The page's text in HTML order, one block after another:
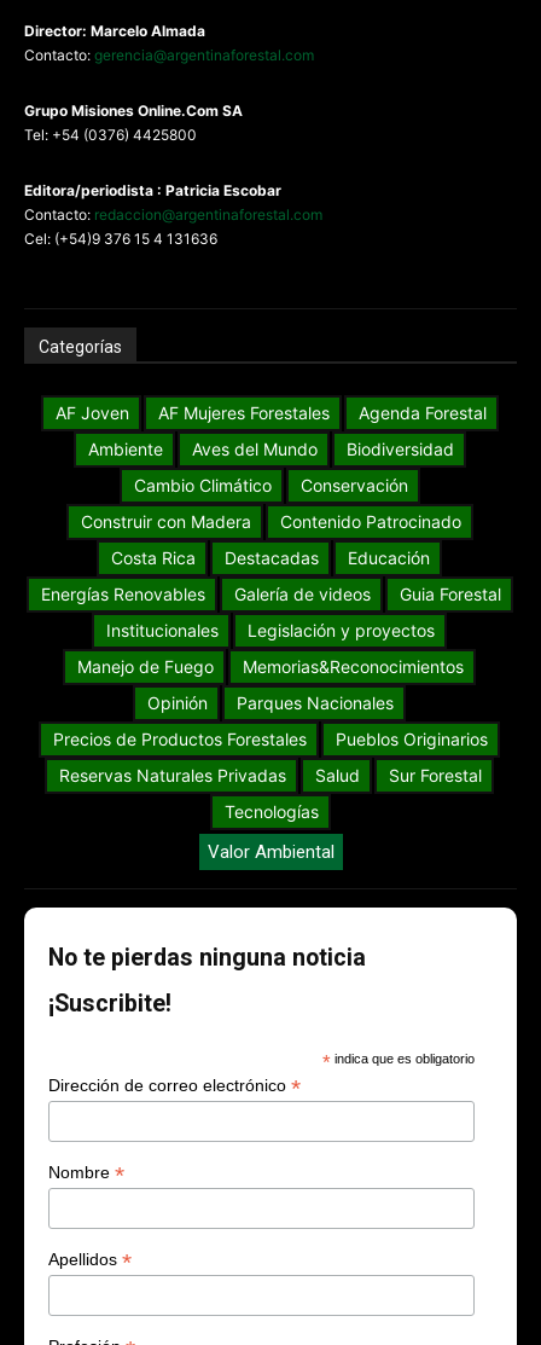
Director: Marcelo Almada
Contacto: gerencia@argentinaforestal.com
Grupo Misiones Online.Com SA
Tel: +54 (0376) 4425800
Editora/periodista : Patricia Escobar
Contacto: redaccion@argentinaforestal.com
Cel: (+54)9 376 15 4 131636
Categorías
AF Joven AF Mujeres Forestales
Agenda Forestal
Ambiente
Aves del Mundo
Biodiversidad
Cambio Climático
Conservación
Construir con Madera
Contenido Patrocinado
Costa Rica
Destacadas
Educación
Energías Renovables
Galería de videos
Guia Forestal
Institucionales
Legislación y proyectos
Manejo de Fuego
Memorias&Reconocimientos
Opinión
Parques Nacionales
Precios de Productos Forestales
Pueblos Originarios
Reservas Naturales Privadas
Salud
Sur Forestal
Tecnologías
Valor Ambiental
No te pierdas ninguna noticia
¡Suscribite!
* indica que es obligatorio
Dirección de correo electrónico *
Nombre *
Apellidos *